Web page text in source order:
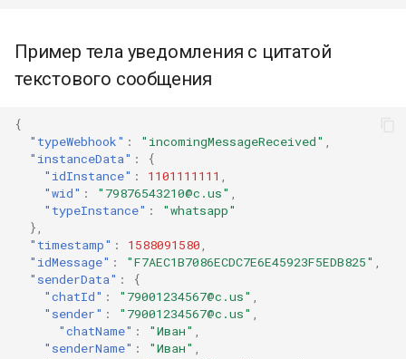
Пример тела уведомления с цитатой
текстового сообщения
{
"typeWebhook" : "incomingMessageReceived" ,
"instanceData" :
{
"idInstance" : 1101111111 ,
"wid" : "79876543210@c.us" ,
"typeInstance" :
"whatsapp"
},
"timestamp" : 1588091580,
"idMessage" : "F7AEC1B7086ECDC7E6E45923F5EDB825" ,
"senderData" :
{
"chatId" : "79001234567@c.us" ,
"sender" : "79001234567@c.us" ,
"chatName" : "Иван" ,
"senderName" : "Иван" ,